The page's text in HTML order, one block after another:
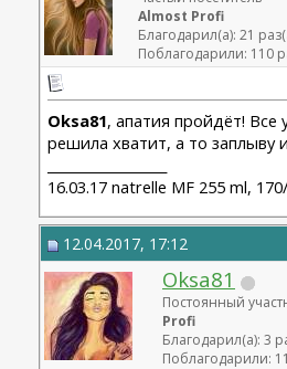
Almost Profi
Благодарил(а): 21
Поблагодарили: 110
Oksa81, апатия пройдёт! Все
решила хватит, а то заплыву
16.03.17 natrelle MF 255 ml,
12.04.2017, 17:12
Oksa81
Постоянный
Profi
Благодарил(а): 3
Поблагодарили: